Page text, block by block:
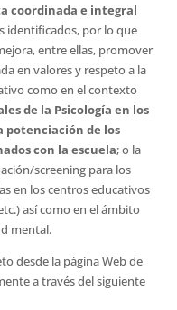
coordinada e integral
identificados, por lo que
entre ellas, promover
en valores y respeto a la
como en el contexto
de la Psicología en los
potenciación de los
con la escuela; o la
screening para los
en los centros educativos
así como en el ámbito
mental.
desde la página Web de
a través del siguiente